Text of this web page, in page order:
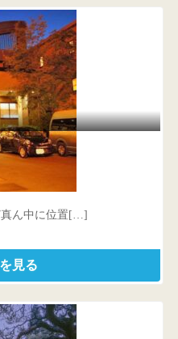
真ん中に位置[…]
見る